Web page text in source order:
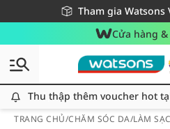
Tham gia Watsons
Miễn phí giao hàng
Giao hàng nhanh 24h - Áp
Cửa hàng
Thu thập thêm voucher hot
TRANG CHỦ/CHĂM SÓC DA/LÀM